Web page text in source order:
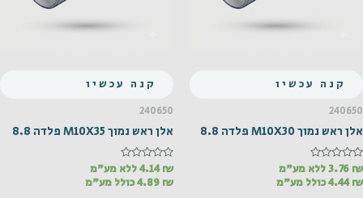
קנה עכשיו
240650
אלן ראש נמוך M10X30 פלדה 8.8
דורג
מתוך
3.76 ₪
ללא מע"מ
4.44₪ כולל מע"מ
קנה עכשיו
240650
אלן ראש נמוך M10X35 פלדה 8.8
דורג
מתוך
4.14₪
ללא מע"מ
4.89 ₪ כולל מע"מ